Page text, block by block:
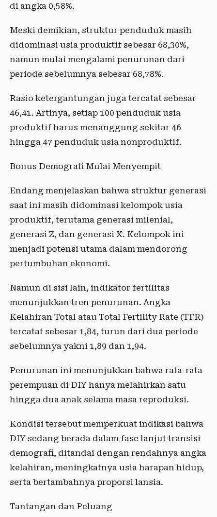
di angka 0,58%.
Meski demikian, struktur penduduk masih
didominasi usia produktif sebesar 68,30%,
namun mulai mengalami penurunan dari
periode sebelumnya sebesar 68,78%.
Rasio ketergantungan juga tercatat sebesar
46,41. Artinya, setiap 100 penduduk usia
produktif harus menanggung sekitar 46
hingga 47 penduduk usia nonproduktif.
Bonus Demografi Mulai Menyempit
Endang menjelaskan bahwa struktur generasi
saat ini masih didominasi kelompok usia
produktif, terutama generasi milenial,
generasi Z, dan generasi X. Kelompok ini
menjadi potensi utama dalam mendorong
pertumbuhan ekonomi.
Namun di sisi lain, indikator fertilitas
menunjukkan tren penurunan. Angka
Kelahiran Total atau Total Fertility Rate (TFR)
tercatat sebesar 1,84, turun dari dua periode
sebelumnya yakni 1,89 dan 1,94.
Penurunan ini menunjukkan bahwa rata-rata
perempuan di DIY hanya melahirkan satu
hingga dua anak selama masa reproduksi.
Kondisi tersebut memperkuat indikasi bahwa
DIY sedang berada dalam fase lanjut transisi
demografi, ditandai dengan rendahnya angka
kelahiran, meningkatnya usia harapan hidup,
serta bertambahnya proporsi lansia.
Tantangan dan Peluang